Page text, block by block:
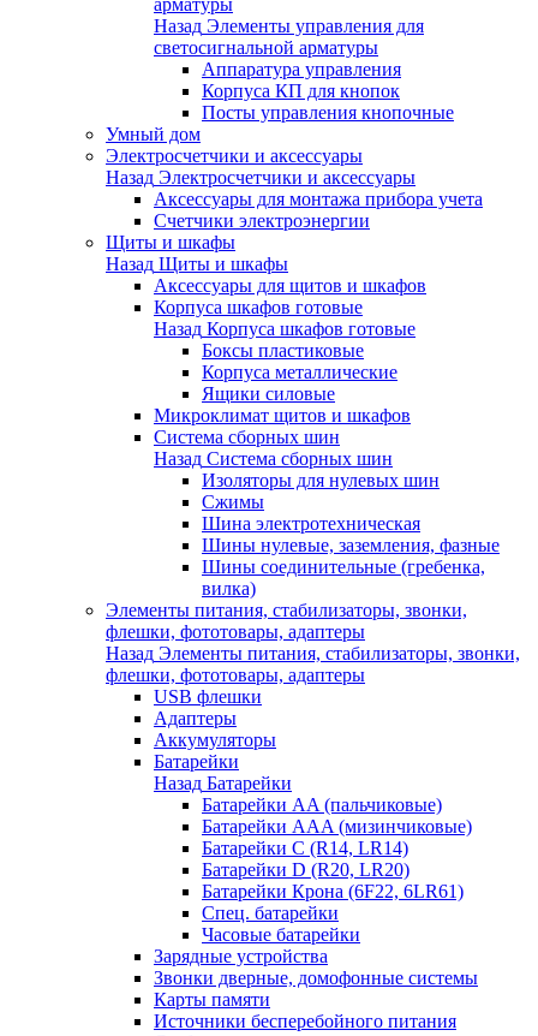
арматуры
Назад Элементы управления для
светосигнальной арматуры
Аппаратура управления
Корпуса КП для кнопок
Посты управления кнопочные
Умный дом
Электросчетчики и аксессуары
Назад Электросчетчики и аксессуары
Аксессуары для монтажа прибора учета
Счетчики электроэнергии
Щиты и шкафы
Назад Щиты и шкафы
Аксессуары для щитов и шкафов
Корпуса шкафов готовые
Назад Корпуса шкафов готовые
Боксы пластиковые
Корпуса металлические
Ящики силовые
Микроклимат щитов и шкафов
Система сборных шин
Назад Система сборных шин
Изоляторы для нулевых шин
Сжимы
Шина электротехническая
Шины нулевые, заземления, фазные
Шины соединительные (гребенка,
вилка)
Элементы питания, стабилизаторы, звонки,
флешки, фототовары, адаптеры
Назад Элементы питания, стабилизаторы, звонки,
флешки, фототовары, адаптеры
USB флешки
Адаптеры
Аккумуляторы
Батарейки
Назад Батарейки
Батарейки AA (пальчиковые)
Батарейки AAA (мизинчиковые)
Батарейки C (R14, LR14)
Батарейки D (R20, LR20)
Батарейки Крона (6F22, 6LR61)
Спец. батарейки
Часовые батарейки
Зарядные устройства
Звонки дверные, домофонные системы
Карты памяти
Источники бесперебойного питания